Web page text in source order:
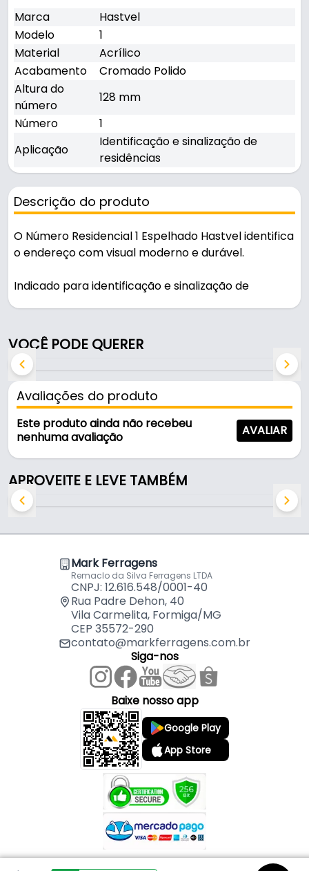
Marca
Hastvel
Modelo
1
Material
Acrílico
Acabamento
Cromado Polido
Altura do
número
128 mm
Número
1
Aplicação
Identificação e sinalização de
residências
Descrição do produto
O Número Residencial 1 Espelhado Hastvel identifica
o endereço com visual moderno e durável.
Indicado para identificação e sinalização de
Fabricado em Acrílico com acabamento cromado
polido, é resistente e durável no uso diário.
Características:
- Marca: Hastvel
- Modelo: 1
- Material: Acrílico
- Número: 1
- Aplicação: Identificação e sinalização de
- Identificação e sinalização de residências
VOCÊ PODE QUERER
Avaliações do produto
Este produto ainda não recebeu
nenhuma avaliação
AVALIAR
APROVEITE E LEVE TAMBÉM
Mark Ferragens
Remaclo da Silva Ferragens LTDA
CNPJ: 12.616.548/0001-40
Rua Padre Dehon, 40
Vila Carmelita, Formiga/MG
CEP 35572-290
contato@markferragens.com.br
Siga-nos
Baixe nosso app
Google Play
App Store